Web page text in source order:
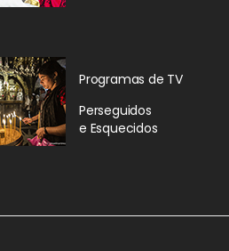
Programas de TV
Perseguidos
e Esquecidos